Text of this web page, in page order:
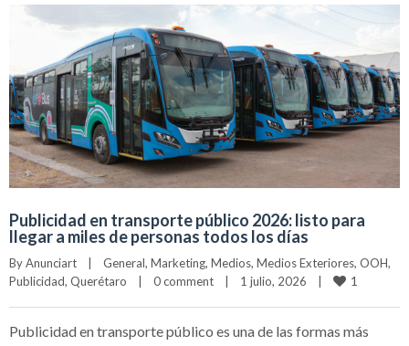
Publicidad en transporte público 2026: listo para
llegar a miles de personas todos los días
By Anunciart General, Marketing, Medios, Medios Exteriores, OOH
Publicidad, Querétaro 0 comment 1 julio, 2026 1
Publicidad en transporte público es una de las formas más